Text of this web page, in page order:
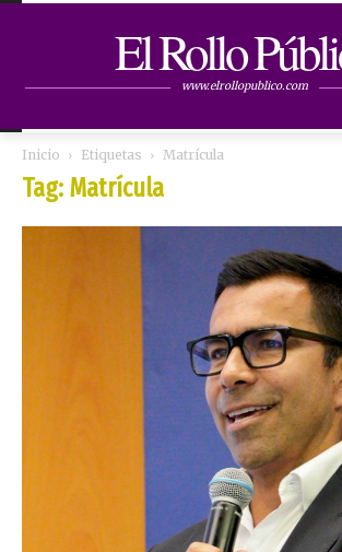
El Rollo
www.elrollopublico.com
Inicio Etiquetas Matrícula
Tag: Matrícula